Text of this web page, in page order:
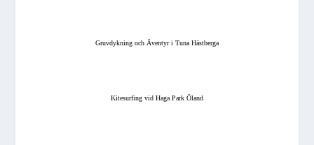
Gruvdykning och Äventyr i Tuna Hästberga
Kitesurfing vid Haga Park Öland